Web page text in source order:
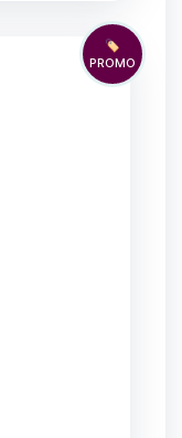
🏷️
PROMO